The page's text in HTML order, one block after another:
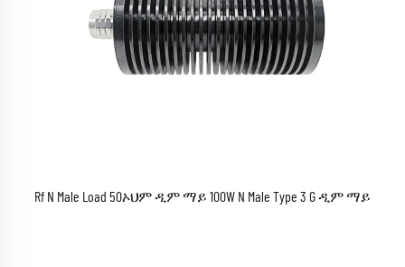
Rf N Male Load 50ኦህም ዲም ማይ 100W N Male Type 3 G ዲም ማይ